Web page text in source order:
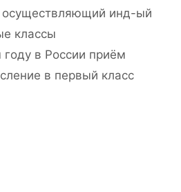
инд-ый
классы
в России приём
в первый класс